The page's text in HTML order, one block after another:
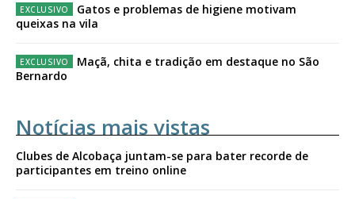
Gatos e problemas de higiene motivam
queixas na vila
Maçã, chita e tradição em destaque no São
Bernardo
Notícias mais vistas
Clubes de Alcobaça juntam-se para bater recorde de
participantes em treino online